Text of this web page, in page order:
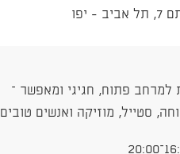
למרחב פתוח, חגיגי ומאפשר –
סטייל, מוזיקה ואנשים טובים